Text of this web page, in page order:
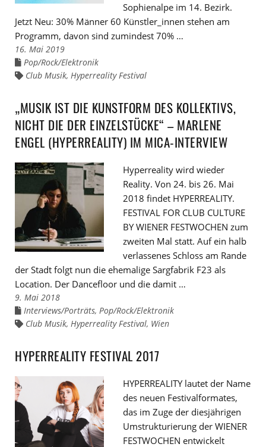
Sophienalpe im 14. Bezirk.
Jetzt Neu: 30% Männer 60 Künstler_innen stehen am
Programm, davon sind zumindest 70% …
16. Mai 2019
Links
den
Pop/Rock/Elektronik
Links
Club Musik, Hyperreality Festival
„MUSIK IST DIE KUNSTFORM DES KOLLEKTIVS,
NICHT DIE DER EINZELSTÜCKE“ – MARLENE
ENGEL (HYPERREALITY) IM MICA-INTERVIEW
Hyperreality wird wieder
Reality. Von 24. bis 26. Mai
2018 findet HYPERREALITY.
FESTIVAL FOR CLUB CULTURE
BY WIENER FESTWOCHEN zum
zweiten Mal statt. Auf ein halb
verlassenes Schloss am Rande
der Stadt folgt nun die ehemalige Sargfabrik F23 als
Location. Der Dancefloor und die damit …
9. Mai 2018
Links
den
Interviews/Porträts, Pop/Rock/Elektronik
Links
Club Musik, Hyperreality Festival, Wien
HYPERREALITY FESTIVAL 2017
HYPERREALITY lautet der Name
des neuen Festivalformates,
das im Zuge der diesjährigen
Umstrukturierung der WIENER
FESTWOCHEN entwickelt